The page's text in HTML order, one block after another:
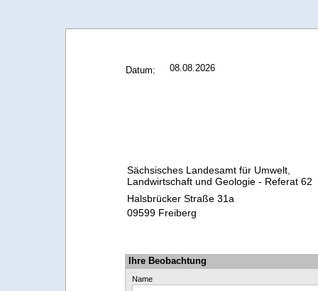
Name
Ihre Beobachtung
Datum: